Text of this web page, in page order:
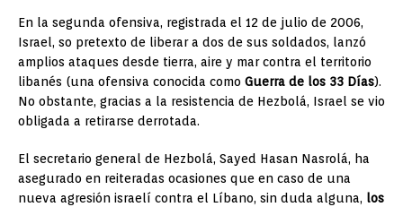
En la segunda ofensiva, registrada el 12 de julio de 2006,
Israel, so pretexto de liberar a dos de sus soldados, lanzó
amplios ataques desde tierra, aire y mar contra el territorio
libanés (una ofensiva conocida como Guerra de los 33 Días).
No obstante, gracias a la resistencia de Hezbolá, Israel se vio
obligada a retirarse derrotada.
El secretario general de Hezbolá, Sayed Hasan Nasrolá, ha
asegurado en reiteradas ocasiones que en caso de una
nueva agresión israelí contra el Líbano, sin duda alguna, los